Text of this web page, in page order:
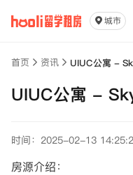
城市
首页 资讯 UIUC公寓 -
UIUC公寓 -
时间：2025-02-13
房源介绍：